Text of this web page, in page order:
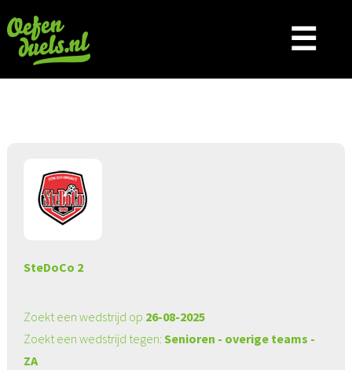
☰
Aangeboden wedstrijd
SteDoCo 2
Zoekt een wedstrijd op 26-08-2025
Zoekt een wedstrijd tegen:Senioren - overige teams -
ZA